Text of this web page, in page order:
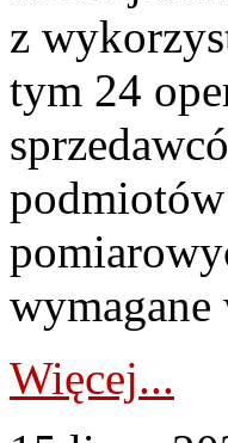
z
tym 24
Więcej...